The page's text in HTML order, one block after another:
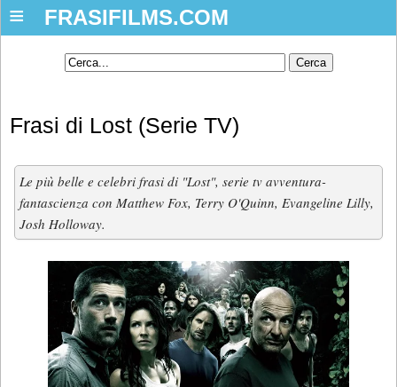
FRASIFILMS.COM
≡
Frasi di Lost (Serie TV)
Le più belle e celebri frasi di "Lost", serie tv avventura-
fantascienza con Matthew Fox, Terry O'Quinn, Evangeline Lilly,
Josh Holloway.